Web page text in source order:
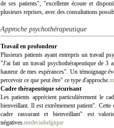
de ses patients", "excellente écoute et
plusieurs reprises, avec des consultations
Approche psychothérapeutique
Travail en profondeur
Plusieurs patients ayant entrepris un travail
"J'ai fait un travail psychothérapeutique de 3
hauteur de mes espérances". Un témoignage
percevoir ce que peut être" ce type d'approche.
Cadre thérapeutique sécurisant
Les patients apprécient particulièrement le
bienveillant. Il est extrêmement patient". Cette
cadre rassurant et bienveillant" est
négatives. medecinbelgique